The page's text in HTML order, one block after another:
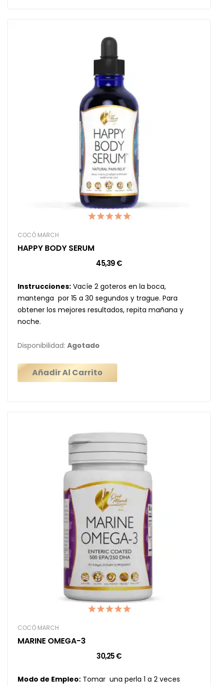
COCÓ MARCH
HAPPY BODY SERUM
45,39 €
Instrucciones: Vacíe 2 goteros en la boca,
mantenga por 15 a 30 segundos y trague. Para
obtener los mejores resultados, repita mañana y
noche.
Disponibilidad: Agotado
Añadir Al Carrito
COCÓ MARCH
MARINE OMEGA-3
30,25 €
Modo de Empleo: Tomar una perla 1 a 2 veces